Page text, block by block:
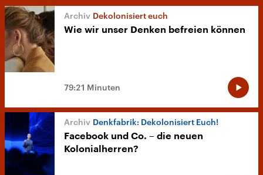
Dekolonisiert euch
Wie wir unser Denken befreien können
79:21 Minuten
Denkfabrik: Dekolonisiert Euch!
Facebook und Co. – die neuen
Kolonialherren?